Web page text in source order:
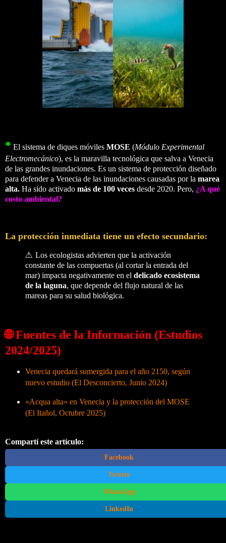
* El sistema de diques móviles MOSE (Módulo Experimental
Electromecánico), es la maravilla tecnológica que salva a Venecia
de las grandes inundaciones. Es un sistema de protección diseñado
para defender a Venecia de las inundaciones causadas por la marea
alta. Ha sido activado más de 100 veces desde 2020. Pero, ¿A qué
costo ambiental?
La protección inmediata tiene un efecto secundario:
⚠️ Los ecologistas advierten que la activación
constante de las compuertas (al cortar la entrada del
mar) impacta negativamente en el delicado ecosistema
de la laguna, que depende del flujo natural de las
mareas para su salud biológica.
🌐 Fuentes de la Información (Estudios
2024/2025)
Venecia quedará sumergida para el año 2150, según
nuevo estudio (El Desconcierto, Junio 2024)
«Acqua alta» en Venecia y la protección del MOSE
(El Itañol, Octubre 2025)
Compartí este artículo:
Facebook
Twitter
WhatsApp
LinkedIn